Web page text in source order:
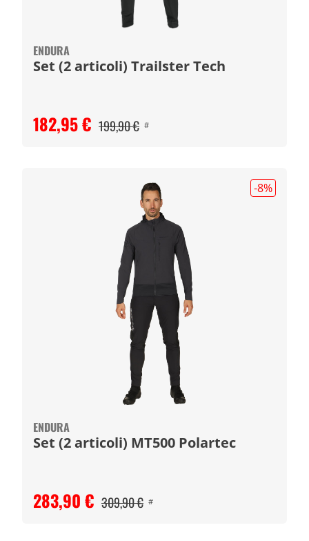
ENDURA
Set (2 articoli) Trailster Tech
182,95 € 199,90 € #
-8%
ENDURA
Set (2 articoli) MT500 Polartec
283,90 € 309,90 € #